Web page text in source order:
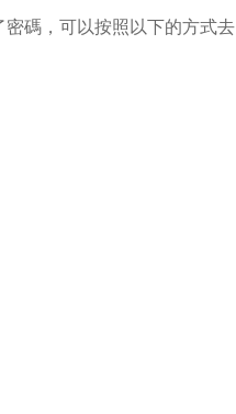
碼，可以按照以下的方式去